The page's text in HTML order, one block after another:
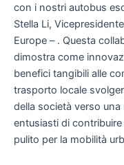
con i nostri autobus
Stella Li,
Europe – . Questa
dimostra come
benefici tangibili alle
trasporto locale
della società verso
entusiasti di
pulito per la mobilità